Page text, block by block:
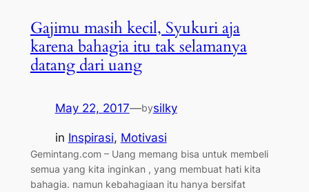
Gajimu masih kecil, Syukuri aja
karena bahagia itu tak selamanya
datang dari uang
May 22, 2017—bysilky
in Inspirasi, Motivasi
Gemintang.com – Uang memang bisa untuk membeli
semua yang kita inginkan , yang membuat hati kita
bahagia. namun kebahagiaan itu hanya bersifat